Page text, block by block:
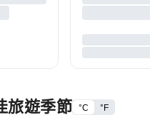
旅遊季節 °C °F